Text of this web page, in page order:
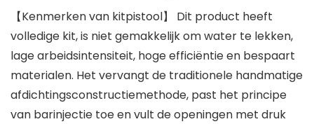
【Kenmerken van kitpistool】 Dit product heeft
volledige kit, is niet gemakkelijk om water te lekken,
lage arbeidsintensiteit, hoge efficiëntie en bespaart
materialen. Het vervangt de traditionele handmatige
afdichtingsconstructiemethode, past het principe
van barinjectie toe en vult de openingen met druk